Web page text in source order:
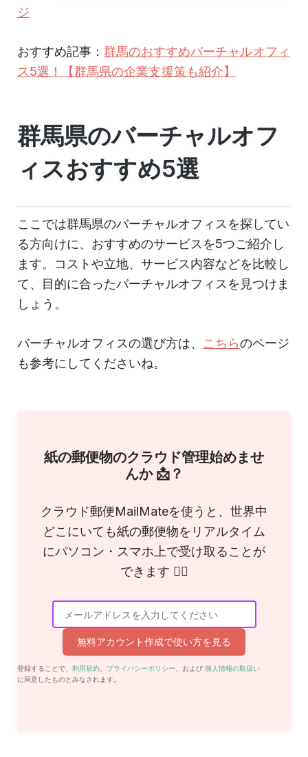
ジ
おすすめ記事： 群馬のおすすめバーチャルオフィ
ス5選！【群馬県の企業支援策も紹介】
群馬県のバーチャルオフ
ィスおすすめ5選
ここでは群馬県のバーチャルオフィスを探してい
る方向けに、おすすめのサービスを5つご紹介し
ます。コストや立地、サービス内容などを比較し
て、目的に合ったバーチャルオフィスを見つけま
しょう。
バーチャルオフィスの選び方は、 こちらのページ
も参考にしてくださいね。
紙の郵便物のクラウド管理始めませ
んか 📩？
クラウド郵便MailMateを使うと、世界中
どこにいても紙の郵便物をリアルタイム
にパソコン・スマホ上で受け取ることが
できます 🙆‍♀️
無料アカウント作成で使い方を見る
登録することで、 利用規約 プライバシーポリシー 、および 個人情報の取扱い
に同意したものとみなされます。